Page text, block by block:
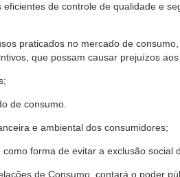
de controle de qualidade e
praticados no mercado de
que possam causar prejuízos
de consumo.
e ambiental dos
como forma de evitar a exclusão
de Consumo, contará o poder